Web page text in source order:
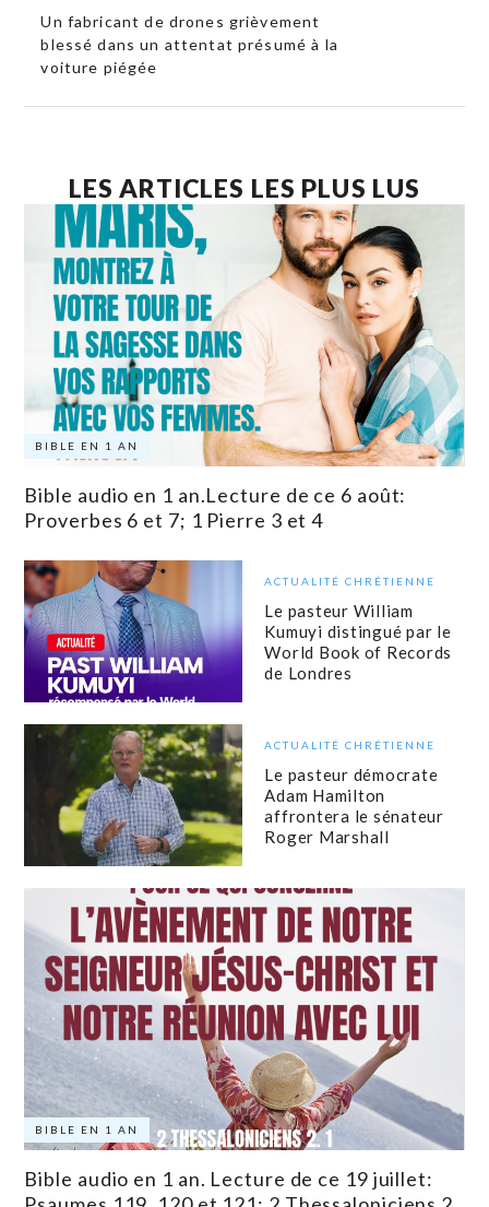
Un fabricant de drones grièvement
blessé dans un attentat présumé à la
voiture piégée
LES ARTICLES LES PLUS LUS
BIBLE EN 1 AN
Bible audio en 1 an.Lecture de ce 6 août:
Proverbes 6 et 7; 1 Pierre 3 et 4
ACTUALITÉ CHRÉTIENNE
Le pasteur William
Kumuyi distingué par le
World Book of Records
de Londres
ACTUALITÉ CHRÉTIENNE
Le pasteur démocrate
Adam Hamilton
affrontera le sénateur
Roger Marshall
BIBLE EN 1 AN
Bible audio en 1 an. Lecture de ce 19 juillet: